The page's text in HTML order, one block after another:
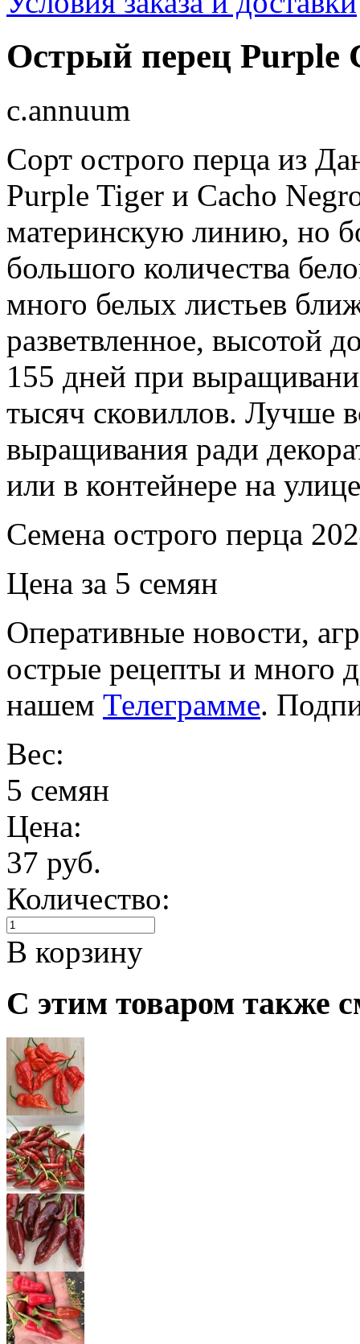
Острый перец Purple
c.annuum
Сорт острого перца из
Purple Tiger и Cacho
материнскую линию, но
большого количества
много белых листьев
разветвленное, высотой
155 дней при
тысяч сковиллов. Лучше
выращивания ради
или в контейнере на
Семена острого перца
Цена за 5 семян
Оперативные новости,
острые рецепты и много
нашем Телеграмме.
Вес:
5 семян
Цена:
37 руб.
Количество:
В корзину
С этим товаром также